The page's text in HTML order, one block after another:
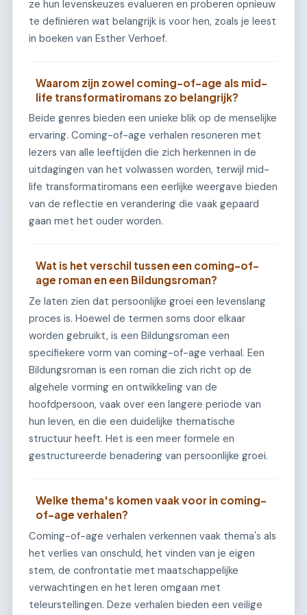
ze hun levenskeuzes evalueren en proberen opnieuw
te definiëren wat belangrijk is voor hen, zoals je leest
in boeken van Esther Verhoef.
Waarom zijn zowel coming-of-age als mid-
life transformatiromans zo belangrijk?
Beide genres bieden een unieke blik op de menselijke
ervaring. Coming-of-age verhalen resoneren met
lezers van alle leeftijden die zich herkennen in de
uitdagingen van het volwassen worden, terwijl mid-
life transformatiromans een eerlijke weergave bieden
van de reflectie en verandering die vaak gepaard
gaan met het ouder worden.
Wat is het verschil tussen een coming-of-
age roman en een Bildungsroman?
Ze laten zien dat persoonlijke groei een levenslang
proces is. Hoewel de termen soms door elkaar
worden gebruikt, is een Bildungsroman een
specifiekere vorm van coming-of-age verhaal. Een
Bildungsroman is een roman die zich richt op de
algehele vorming en ontwikkeling van de
hoofdpersoon, vaak over een langere periode van
hun leven, en die een duidelijke thematische
structuur heeft. Het is een meer formele en
gestructureerde benadering van persoonlijke groei.
Welke thema's komen vaak voor in coming-
of-age verhalen?
Coming-of-age verhalen verkennen vaak thema's als
het verlies van onschuld, het vinden van je eigen
stem, de confrontatie met maatschappelijke
verwachtingen en het leren omgaan met
teleurstellingen. Deze verhalen bieden een veilige